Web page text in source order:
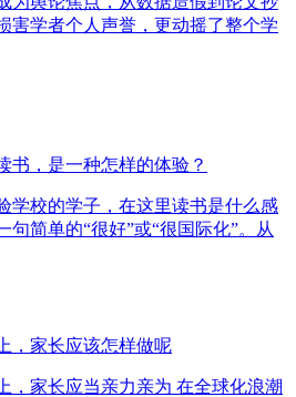
害学者个人声誉，更动摇了整个学
书，是一种怎样的体验？
学校的学子，在这里读书是什么感
句简单的“很好”或“很国际化”。从
，家长应该怎样做呢
，家长应当亲力亲为 在全球化浪潮